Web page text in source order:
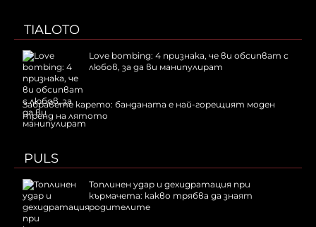
TIALOTO
Love bombing: 4 признака, че ви обсипват с
любов, за да ви манипулират
Забравете карето: банданата е най-горещият моден
тренд на лятото
PULS
Топлинен удар и дехидратация при
кърмачета: какво трябва да знаят
родителите